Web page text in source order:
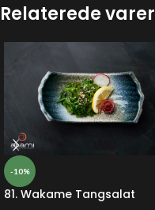
Relaterede varer
-10%
81. Wakame Tangsalat